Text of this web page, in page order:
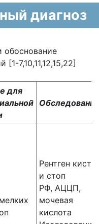
диагноз
обоснование
7,10,11,12,15,22]
для
Обследования
Рентген
и стоп
РФ, АЦЦП,
мочевая
кислота